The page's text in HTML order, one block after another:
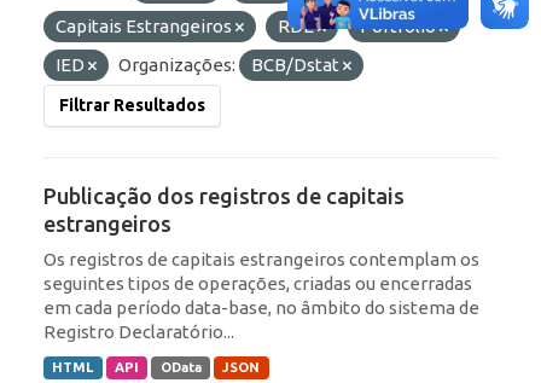
Capitais Estrangeiros
RDE
Portfólio
IED
Organizações: BCB/Dstat
Filtrar Resultados
Publicação dos registros de capitais
estrangeiros
Os registros de capitais estrangeiros contemplam os
seguintes tipos de operações, criadas ou encerradas
em cada período data-base, no âmbito do sistema de
Registro Declaratório...
HTML API OData JSON